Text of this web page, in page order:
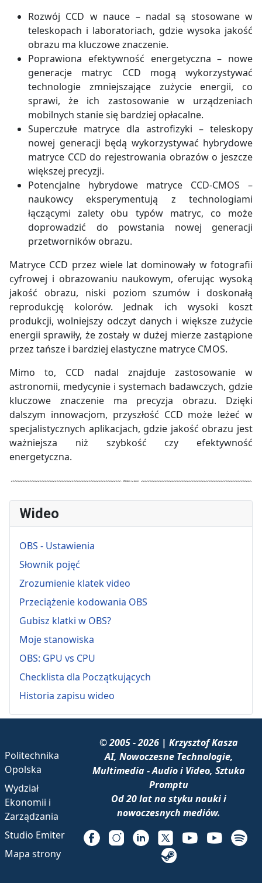
Rozwój CCD w nauce – nadal są stosowane w
teleskopach i laboratoriach, gdzie wysoka jakość
obrazu ma kluczowe znaczenie.
Poprawiona efektywność energetyczna – nowe
generacje matryc CCD mogą wykorzystywać
technologie zmniejszające zużycie energii, co
sprawi, że ich zastosowanie w urządzeniach
mobilnych stanie się bardziej opłacalne.
Superczułe matryce dla astrofizyki – teleskopy
nowej generacji będą wykorzystywać hybrydowe
matryce CCD do rejestrowania obrazów o jeszcze
większej precyzji.
Potencjalne hybrydowe matryce CCD-CMOS –
naukowcy eksperymentują z technologiami
łączącymi zalety obu typów matryc, co może
doprowadzić do powstania nowej generacji
przetworników obrazu.
Matryce CCD przez wiele lat dominowały w fotografii
cyfrowej i obrazowaniu naukowym, oferując wysoką
jakość obrazu, niski poziom szumów i doskonałą
reprodukcję kolorów. Jednak ich wysoki koszt
produkcji, wolniejszy odczyt danych i większe zużycie
energii sprawiły, że zostały w dużej mierze zastąpione
przez tańsze i bardziej elastyczne matryce CMOS.
Mimo to, CCD nadal znajduje zastosowanie w
astronomii, medycynie i systemach badawczych, gdzie
kluczowe znaczenie ma precyzja obrazu. Dzięki
dalszym innowacjom, przyszłość CCD może leżeć w
specjalistycznych aplikacjach, gdzie jakość obrazu jest
ważniejsza niż szybkość czy efektywność
energetyczna.
Wideo
OBS - Ustawienia
Słownik pojęć
Zrozumienie klatek video
Przeciążenie kodowania OBS
Gubisz klatki w OBS?
Moje stanowiska
OBS: GPU vs CPU
Checklista dla Początkujących
Historia zapisu wideo
Politechnika
Opolska
Wydział
Ekonomii i
Zarządzania
Studio Emiter
Mapa strony
© 2005 - 2026 | Krzysztof Kasza
AI, Nowoczesne Technologie,
Multimedia - Audio i Video, Sztuka
Promptu
Od 20 lat na styku nauki i
nowoczesnych mediów.